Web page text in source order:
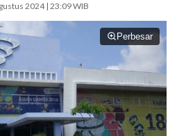
2024 | 23:09 WIB
Perbesar